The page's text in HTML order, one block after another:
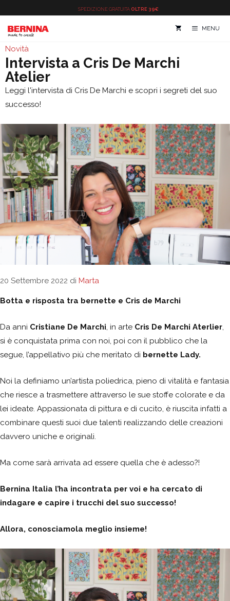
contenuto
SPEDIZIONE GRATUITA OLTRE 39€
MENU
Novità
Intervista a Cris De Marchi
Atelier
Leggi l'intervista di Cris De Marchi e scopri i segreti del suo
successo!
20 Settembre 2022 di Marta
Botta e risposta tra bernette e Cris de Marchi
Da anni Cristiane De Marchi , in arte Cris De Marchi Aterlier
si è conquistata prima con noi, poi con il pubblico che la
segue, l’appellativo più che meritato di bernette Lady.
Noi la definiamo un’artista poliedrica, pieno di vitalità e fantasia
che riesce a trasmettere attraverso le sue stoffe colorate e da
lei ideate. Appassionata di pittura e di cucito, è riuscita infatti a
combinare questi suoi due talenti realizzando delle creazioni
davvero uniche e originali.
Ma come sarà arrivata ad essere quella che è adesso?!
Bernina Italia l’ha incontrata per voi e ha cercato di
indagare e capire i trucchi del suo successo!
Allora, conosciamola meglio insieme!